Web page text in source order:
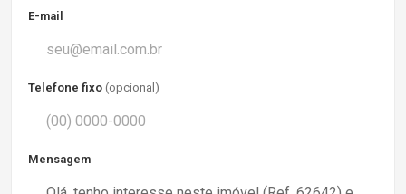
E-mail
Telefone fixo (opcional)
Mensagem